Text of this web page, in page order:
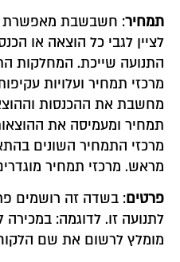
תמחיר: חשבשבת מאפשרת
לציין לגבי כל הוצאה או
התנועה שייכת. המחלקות
מרכזי תמחיר ועלויות
מחשבת את ההכנסות
תמחיר ומעמיסה את
מרכזי התמחיר השונים
מראש. מרכזי תמחיר
פרטים: בשדה זה רושמים
לתנועה זו. לדוגמה:
מומלץ לרשום את שם